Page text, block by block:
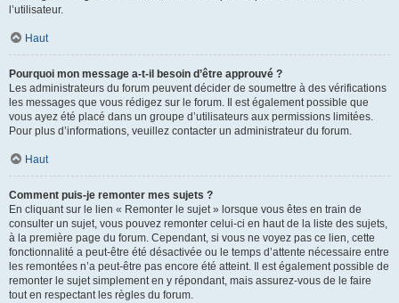
l’utilisateur.
Haut
Pourquoi mon message a-t-il besoin d’être approuvé ?
Les administrateurs du forum peuvent décider de soumettre à des vérifications
les messages que vous rédigez sur le forum. Il est également possible que
vous ayez été placé dans un groupe d’utilisateurs aux permissions limitées.
Pour plus d’informations, veuillez contacter un administrateur du forum.
Haut
Comment puis-je remonter mes sujets ?
En cliquant sur le lien « Remonter le sujet » lorsque vous êtes en train de
consulter un sujet, vous pouvez remonter celui-ci en haut de la liste des sujets,
à la première page du forum. Cependant, si vous ne voyez pas ce lien, cette
fonctionnalité a peut-être été désactivée ou le temps d’attente nécessaire entre
les remontées n’a peut-être pas encore été atteint. Il est également possible de
remonter le sujet simplement en y répondant, mais assurez-vous de le faire
tout en respectant les règles du forum.